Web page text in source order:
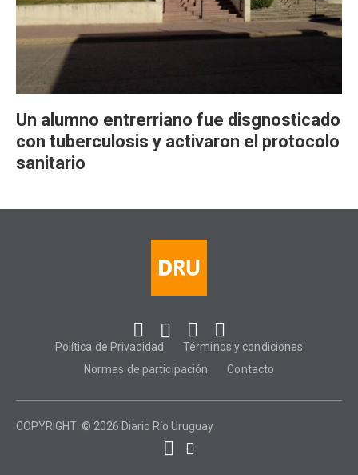
Un alumno entrerriano fue disgnosticado
con tuberculosis y activaron el protocolo
sanitario
Política de Privacidad
Términos y condiciones
Normas de participación
Contacto
COPYRIGHT: © 2026 Diario Río Uruguay